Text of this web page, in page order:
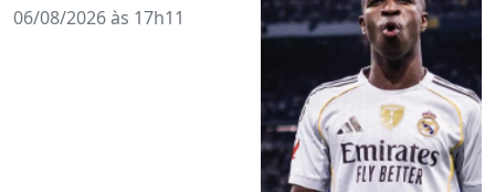
06/08/2026 às 17h11